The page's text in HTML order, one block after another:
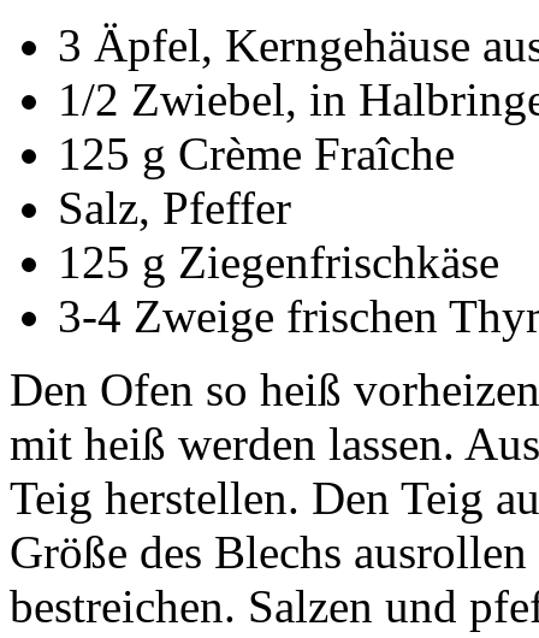
3 Äpfel, Kerngehäuse
1/2 Zwiebel, in
125 g Crème Fraîche
Salz, Pfeffer
125 g Ziegenfrischkäse
3-4 Zweige frischen
Den Ofen so heiß
mit heiß werden lassen.
Teig herstellen. Den Teig
Größe des Blechs
bestreichen. Salzen und